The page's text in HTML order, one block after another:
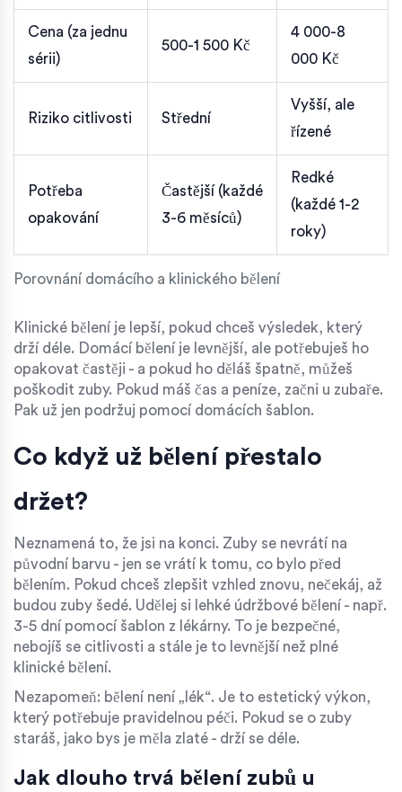
Porovnání domácího a klinického bělení
Cena (za jednu
sérii)
500-1 500 Kč
4 000-8
000 Kč
Riziko citlivosti Střední
Vyšší, ale
řízené
Potřeba
opakování
Častější (každé
3-6 měsíců)
Redké
(každé 1-2
roky)
Klinické bělení je lepší, pokud chceš výsledek, který
drží déle. Domácí bělení je levnější, ale potřebuješ ho
opakovat častěji - a pokud ho děláš špatně, můžeš
poškodit zuby. Pokud máš čas a peníze, začni u zubaře.
Pak už jen podržuj pomocí domácích šablon.
Co když už bělení přestalo
držet?
Neznamená to, že jsi na konci. Zuby se nevrátí na
původní barvu - jen se vrátí k tomu, co bylo před
bělením. Pokud chceš zlepšit vzhled znovu, nečekáj, až
budou zuby šedé. Udělej si lehké údržbové bělení - např.
3-5 dní pomocí šablon z lékárny. To je bezpečné,
nebojíš se citlivosti a stále je to levnější než plné
klinické bělení.
Nezapomeň: bělení není „lék“. Je to estetický výkon,
který potřebuje pravidelnou péči. Pokud se o zuby
staráš, jako bys je měla zlaté - drží se déle.
Jak dlouho trvá bělení zubů u